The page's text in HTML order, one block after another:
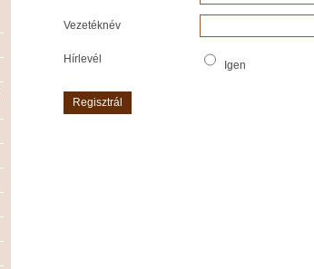
Vezetéknév
Hírlevél Igen